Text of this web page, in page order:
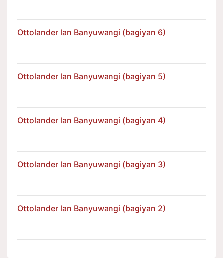
Ottolander lan Banyuwangi (bagiyan 6)
Ottolander lan Banyuwangi (bagiyan 5)
Ottolander lan Banyuwangi (bagiyan 4)
Ottolander lan Banyuwangi (bagiyan 3)
Ottolander lan Banyuwangi (bagiyan 2)